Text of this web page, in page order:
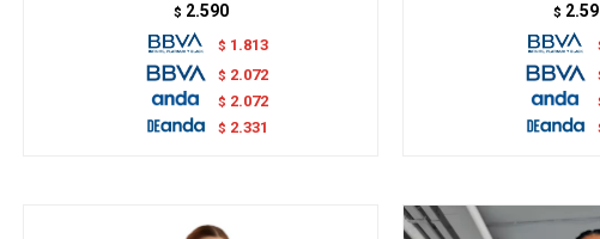
$ 2.590
$ 1.813
$ 2.072
$ 2.072
$ 2.331
$